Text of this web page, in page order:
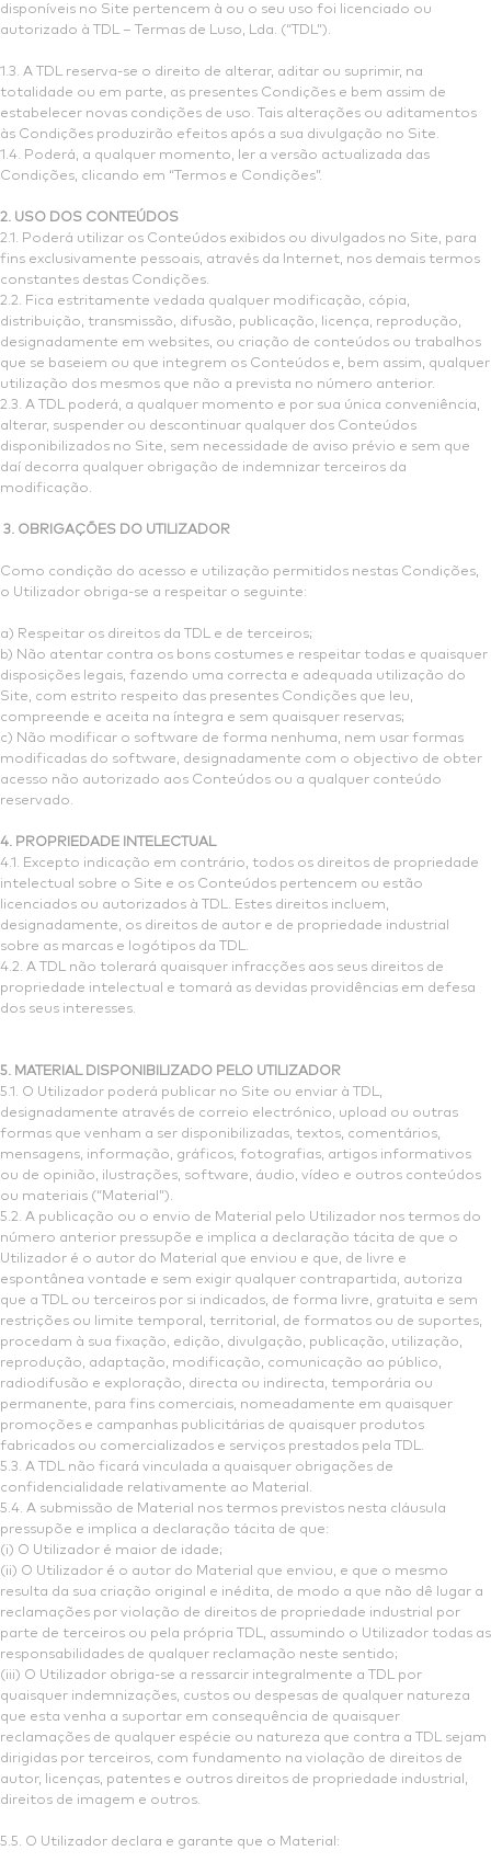
disponíveis no Site pertencem à ou o seu uso foi licenciado ou
autorizado à TDL – Termas de Luso, Lda. (“TDL”).
1.3. A TDL reserva-se o direito de alterar, aditar ou suprimir, na
totalidade ou em parte, as presentes Condições e bem assim de
estabelecer novas condições de uso. Tais alterações ou aditamentos
às Condições produzirão efeitos após a sua divulgação no Site.
1.4. Poderá, a qualquer momento, ler a versão actualizada das
Condições, clicando em “Termos e Condições”.
2. USO DOS CONTEÚDOS
2.1. Poderá utilizar os Conteúdos exibidos ou divulgados no Site, para
fins exclusivamente pessoais, através da Internet, nos demais termos
constantes destas Condições.
2.2. Fica estritamente vedada qualquer modificação, cópia,
distribuição, transmissão, difusão, publicação, licença, reprodução,
designadamente em websites, ou criação de conteúdos ou trabalhos
que se baseiem ou que integrem os Conteúdos e, bem assim, qualquer
utilização dos mesmos que não a prevista no número anterior.
2.3. A TDL poderá, a qualquer momento e por sua única conveniência,
alterar, suspender ou descontinuar qualquer dos Conteúdos
disponibilizados no Site, sem necessidade de aviso prévio e sem que
daí decorra qualquer obrigação de indemnizar terceiros da
modificação.
3. OBRIGAÇÕES DO UTILIZADOR
Como condição do acesso e utilização permitidos nestas Condições,
o Utilizador obriga-se a respeitar o seguinte:
a) Respeitar os direitos da TDL e de terceiros;
b) Não atentar contra os bons costumes e respeitar todas e quaisquer
disposições legais, fazendo uma correcta e adequada utilização do
Site, com estrito respeito das presentes Condições que leu,
compreende e aceita na íntegra e sem quaisquer reservas;
c) Não modificar o software de forma nenhuma, nem usar formas
modificadas do software, designadamente com o objectivo de obter
acesso não autorizado aos Conteúdos ou a qualquer conteúdo
reservado.
4. PROPRIEDADE INTELECTUAL
4.1. Excepto indicação em contrário, todos os direitos de propriedade
intelectual sobre o Site e os Conteúdos pertencem ou estão
licenciados ou autorizados à TDL. Estes direitos incluem,
designadamente, os direitos de autor e de propriedade industrial
sobre as marcas e logótipos da TDL.
4.2. A TDL não tolerará quaisquer infracções aos seus direitos de
propriedade intelectual e tomará as devidas providências em defesa
dos seus interesses.
5. MATERIAL DISPONIBILIZADO PELO UTILIZADOR
5.1. O Utilizador poderá publicar no Site ou enviar à TDL,
designadamente através de correio electrónico, upload ou outras
formas que venham a ser disponibilizadas, textos, comentários,
mensagens, informação, gráficos, fotografias, artigos informativos
ou de opinião, ilustrações, software, áudio, vídeo e outros conteúdos
ou materiais (“Material”).
5.2. A publicação ou o envio de Material pelo Utilizador nos termos do
número anterior pressupõe e implica a declaração tácita de que o
Utilizador é o autor do Material que enviou e que, de livre e
espontânea vontade e sem exigir qualquer contrapartida, autoriza
que a TDL ou terceiros por si indicados, de forma livre, gratuita e sem
restrições ou limite temporal, territorial, de formatos ou de suportes,
procedam à sua fixação, edição, divulgação, publicação, utilização,
reprodução, adaptação, modificação, comunicação ao público,
radiodifusão e exploração, directa ou indirecta, temporária ou
permanente, para fins comerciais, nomeadamente em quaisquer
promoções e campanhas publicitárias de quaisquer produtos
fabricados ou comercializados e serviços prestados pela TDL.
5.3. A TDL não ficará vinculada a quaisquer obrigações de
confidencialidade relativamente ao Material.
5.4. A submissão de Material nos termos previstos nesta cláusula
pressupõe e implica a declaração tácita de que:
(i) O Utilizador é maior de idade;
(ii) O Utilizador é o autor do Material que enviou, e que o mesmo
resulta da sua criação original e inédita, de modo a que não dê lugar a
reclamações por violação de direitos de propriedade industrial por
parte de terceiros ou pela própria TDL, assumindo o Utilizador todas as
responsabilidades de qualquer reclamação neste sentido;
(iii) O Utilizador obriga-se a ressarcir integralmente a TDL por
quaisquer indemnizações, custos ou despesas de qualquer natureza
que esta venha a suportar em consequência de quaisquer
reclamações de qualquer espécie ou natureza que contra a TDL sejam
dirigidas por terceiros, com fundamento na violação de direitos de
autor, licenças, patentes e outros direitos de propriedade industrial,
direitos de imagem e outros.
5.5. O Utilizador declara e garante que o Material: